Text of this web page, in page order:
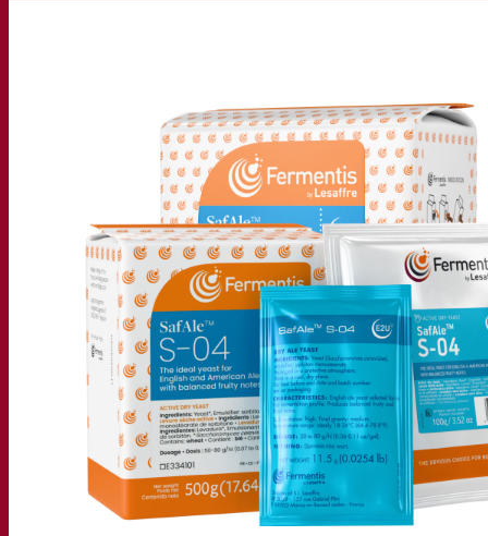
O Campus Fermentis
Uma equipe apaixonada
Apoiando a criatividade
Grupo Lesaffre
Pesquisa e desenvolvimento
Levedura Superior da Fermentis
Caracterização do produto
Desenvolvimento de produto
Nossas marcas
E2U™ – Easy To Use
SafYeast™
All In 1™
Fermentis Academy™
Outros serviços
Fabricação sob encomenda
Degustações de bebidas
Soluções de fermentação
Cerveja
Levedura seca ativa para cerveja